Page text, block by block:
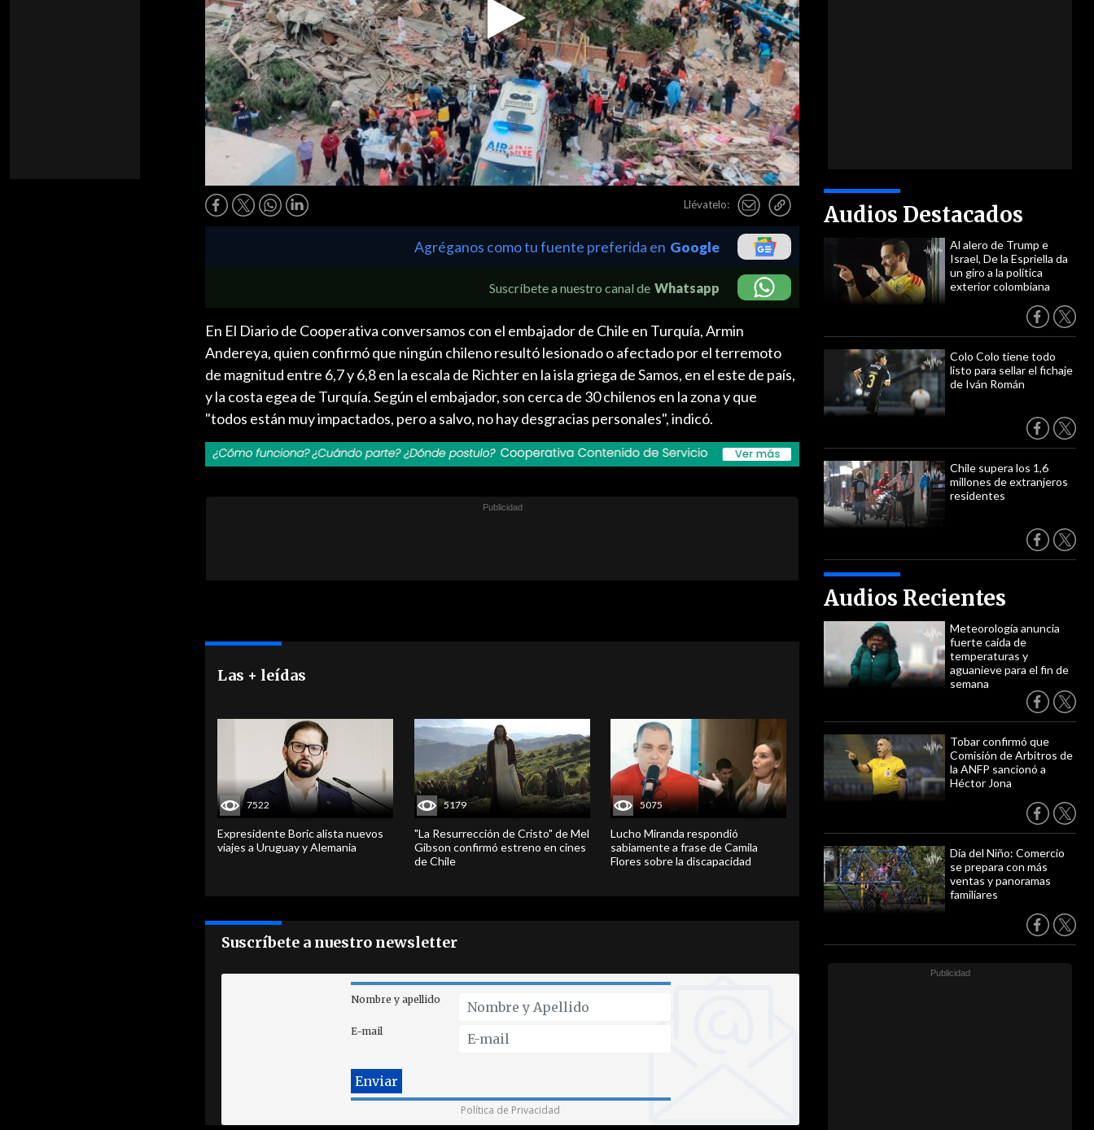
Play
Video
Llévatelo: Audios Destacados
Al alero de Trump e
Israel, De la Espriella da
un giro a la política
exterior colombiana
Colo Colo tiene todo
listo para sellar el fichaje
de Iván Román
Chile supera los 1,6
millones de extranjeros
residentes
Audios Recientes
Meteorología anuncia
fuerte caída de
temperaturas y
aguanieve para el fin de
semana
Tobar confirmó que
Comisión de Arbitros de
la ANFP sancionó a
Héctor Jona
Día del Niño: Comercio
se prepara con más
ventas y panoramas
familiares
Agréganos como tu fuente preferida en Google
Suscríbete a nuestro canal de Whatsapp
En El Diario de Cooperativa conversamos con el embajador de Chile en Turquía, Armin
Andereya, quien confirmó que ningún chileno resultó lesionado o afectado por el terremoto
de magnitud entre 6,7 y 6,8 en la escala de Richter en la isla griega de Samos, en el este de país,
y la costa egea de Turquía. Según el embajador, son cerca de 30 chilenos en la zona y que
"todos están muy impactados, pero a salvo, no hay desgracias personales", indicó.
Las + leídas
7522
Expresidente Boric alista nuevos
viajes a Uruguay y Alemania
5179
"La Resurrección de Cristo" de Mel
Gibson confirmó estreno en cines
de Chile
5075
Lucho Miranda respondió
sabiamente a frase de Camila
Flores sobre la discapacidad
Suscríbete a nuestro newsletter
Nombre y apellido
E-mail
Política de Privacidad